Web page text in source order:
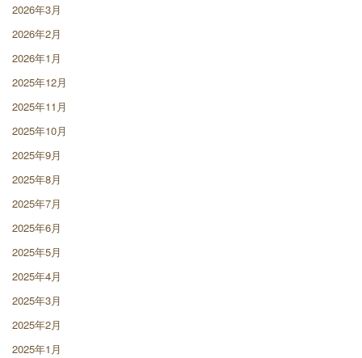
2026年3月
2026年2月
2026年1月
2025年12月
2025年11月
2025年10月
2025年9月
2025年8月
2025年7月
2025年6月
2025年5月
2025年4月
2025年3月
2025年2月
2025年1月